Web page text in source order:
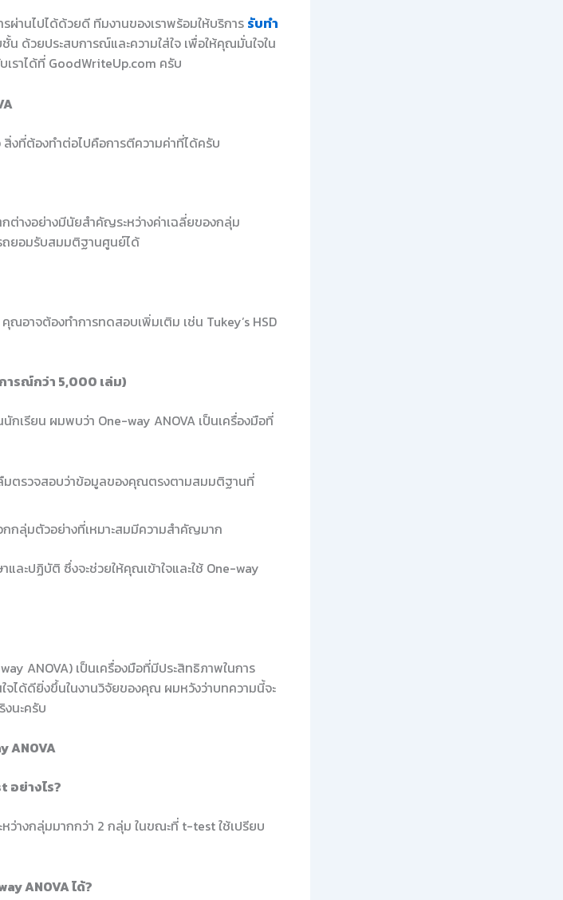
านไปได้ด้วยดี ทีมงานของเราพร้อมให้บริการ รับทำ
น ด้วยประสบการณ์และความใส่ใจ เพื่อให้คุณมั่นใจใน
าได้ที่ GoodWriteUp.com ครับ
งที่ต้องทำต่อไปคือการตีความค่าที่ได้ครับ
ต่างอย่างมีนัยสำคัญระหว่างค่าเฉลี่ยของกลุ่ม
ถยอมรับสมมติฐานศูนย์ได้
อาจต้องทำการทดสอบเพิ่มเติม เช่น Tukey’s HSD
ารณ์กว่า 5,000 เล่ม)
กเรียน ผมพบว่า One-way ANOVA เป็นเครื่องมือที่
มตรวจสอบว่าข้อมูลของคุณตรงตามสมมติฐานที่
กกลุ่มตัวอย่างที่เหมาะสมมีความสำคัญมาก
ละปฏิบัติ ซึ่งจะช่วยให้คุณเข้าใจและใช้ One-way
ANOVA) เป็นเครื่องมือที่มีประสิทธิภาพในการ
ได้ดียิ่งขึ้นในงานวิจัยของคุณ ผมหวังว่าบทความนี้จะ
งนะครับ
ANOVA
อย่างไร?
หว่างกลุ่มมากกว่า 2 กลุ่ม ในขณะที่ t-test ใช้เปรียบ
ANOVA ได้?